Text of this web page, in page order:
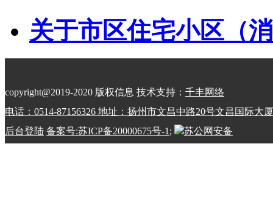
关于市区住宅小区（
copyright@2019-2020 版权信息 技术支持： 千丰网络
电话：0514-87156326 地址：扬州市文昌中路20号文昌国际大厦
后台登陆 备案号:苏ICP备20000675号-1;
苏公网安备